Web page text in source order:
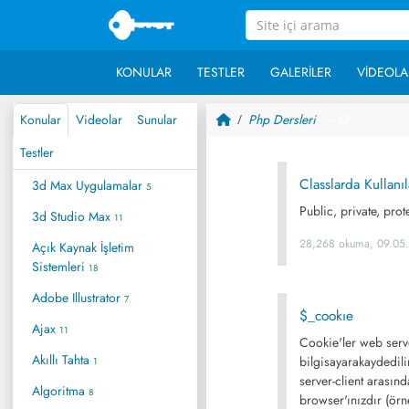
KONULAR TESTLER GALERILER
Konular Videolar
Sunular
Testler
3d Max Uygulamalar 5
3d Studio Max 11
Açık Kaynak İşletim
Sistemleri 18
Adobe Illustrator 7
Ajax 11
Akıllı Tahta 1
Algoritma 8
Php Dersleri
Classlarda
Public, private,
28,268 okuma,
$_cookıe
Cookie'ler web
server-client
browser'ınızdır